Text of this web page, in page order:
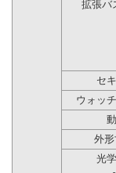
拡張バ
セ
ウォッ
外
光